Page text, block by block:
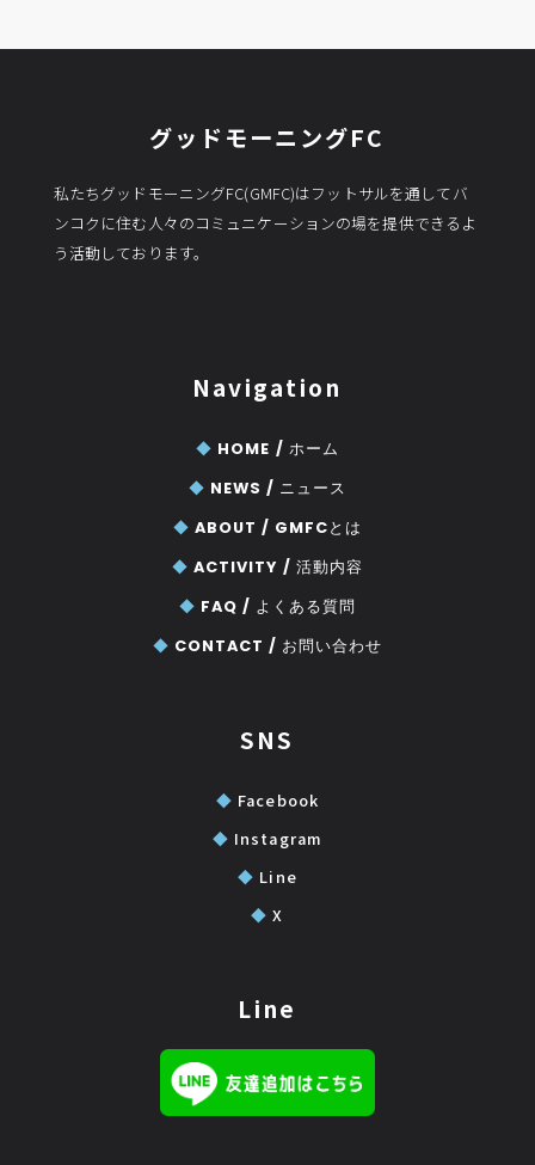
事
グッドモーニングFC
私たちグッドモーニングFC(GMFC)はフットサルを通してバ
ンコクに住む人々のコミュニケーションの場を提供できるよ
う活動しております。
Navigation
◆ HOME / ホーム
◆ NEWS / ニュース
◆ ABOUT / GMFCとは
◆ ACTIVITY / 活動内容
◆ FAQ / よくある質問
◆ CONTACT / お問い合わせ
SNS
◆ Facebook
◆ Instagram
◆ Line
◆ X
Line